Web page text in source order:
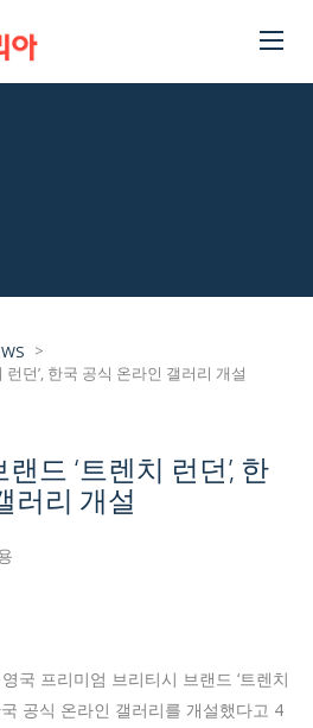
>
던’, 한국 공식 온라인 갤러리 개설
드 ‘트렌치 런던’, 한
러리 개설
국 프리미엄 브리티시 브랜드 ‘트렌치
공식 온라인 갤러리를 개설했다고 4